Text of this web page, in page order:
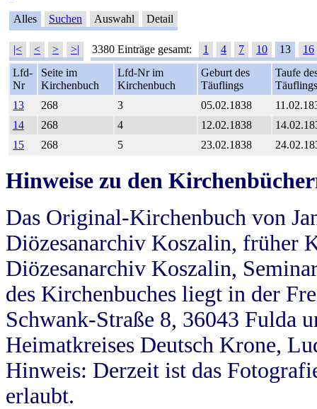
Alles Suchen Auswahl Detail
|< < > >| 3380 Einträge gesamt: 1 4 7 10 13
16
Lfd-
Nr
Seite im
Kirchenbuch
Lfd-Nr im
Kirchenbuch
Geburt des
Täuflings
Taufe
Täuflings
13
268 3 05.02.1838
14
268 4 12.02.1838
15
268 5 23.02.1838
Hinweise zu den
Das Original-Kirchenbuch von
Diözesanarchiv Koszalin, früher
Diözesanarchiv Koszalin,
des Kirchenbuches liegt in der
Schwank-Straße 8, 36043 Fulda
Heimatkreises Deutsch Krone,
Hinweis: Derzeit ist das
erlaubt.